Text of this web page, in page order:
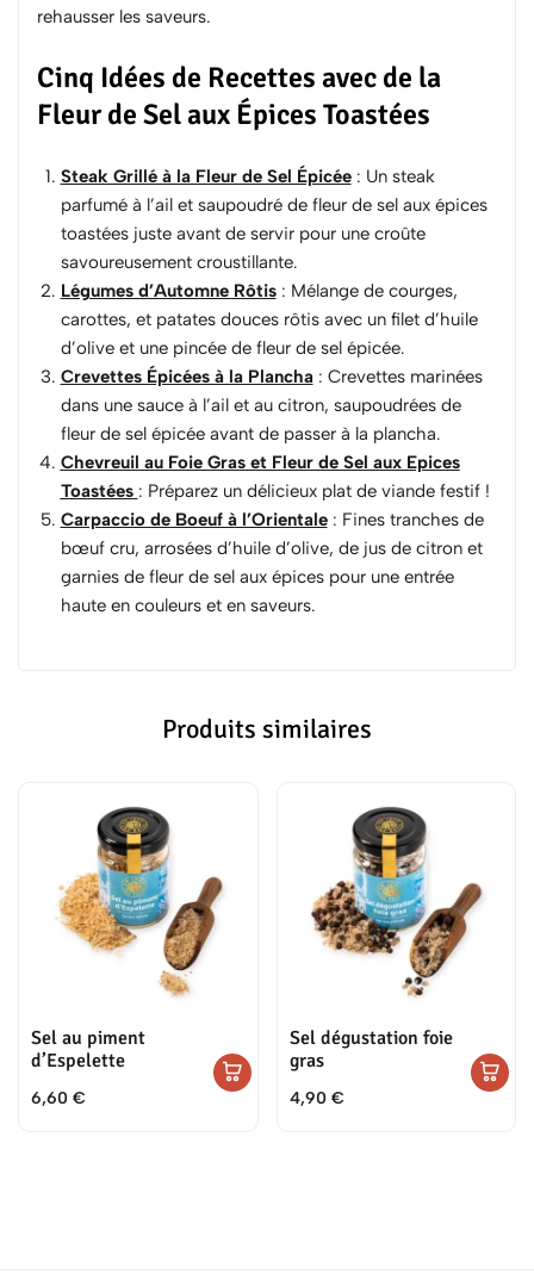
rehausser les saveurs.
Cinq Idées de Recettes avec de la
Fleur de Sel aux Épices Toastées
Steak Grillé à la Fleur de Sel Épicée: Un steak
parfumé à l’ail et saupoudré de fleur de sel aux épices
toastées juste avant de servir pour une croûte
savoureusement croustillante.
Légumes d’Automne Rôtis: Mélange de courges,
carottes, et patates douces rôtis avec un filet d’huile
d’olive et une pincée de fleur de sel épicée.
Crevettes Épicées à la Plancha: Crevettes marinées
dans une sauce à l’ail et au citron, saupoudrées de
fleur de sel épicée avant de passer à la plancha.
Chevreuil au Foie Gras et Fleur de Sel aux Epices
Toastées : Préparez un délicieux plat de viande festif !
Carpaccio de Boeuf à l’Orientale: Fines tranches de
bœuf cru, arrosées d’huile d’olive, de jus de citron et
garnies de fleur de sel aux épices pour une entrée
haute en couleurs et en saveurs.
Produits similaires
Sel au piment
d’Espelette
6,60 €
Sel dégustation foie
gras
4,90 €